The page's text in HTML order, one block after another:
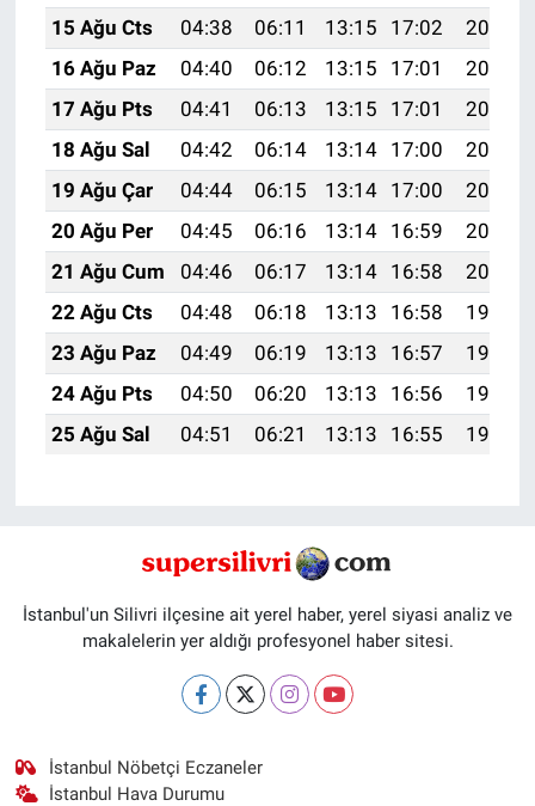
15 Ağu Cts
04:38 06:11 13:15 17:02
20:09
16 Ağu Paz
04:40 06:12 13:15 17:01
20:07
17 Ağu Pts
04:41 06:13 13:15 17:01
20:06
18 Ağu Sal
04:42 06:14 13:14 17:00
20:05
19 Ağu Çar
04:44 06:15 13:14 17:00
20:03
20 Ağu Per
04:45 06:16 13:14 16:59
20:02
21 Ağu Cum
04:46 06:17 13:14 16:58
20:00
22 Ağu Cts
04:48 06:18 13:13 16:58
19:59
23 Ağu Paz
04:49 06:19 13:13 16:57
19:58
24 Ağu Pts
04:50 06:20 13:13 16:56
19:56
25 Ağu Sal
04:51 06:21 13:13 16:55 19:55
İstanbul'un Silivri ilçesine ait yerel haber, yerel siyasi analiz ve
makalelerin yer aldığı profesyonel haber sitesi.
İstanbul Nöbetçi Eczaneler
İstanbul Hava Durumu